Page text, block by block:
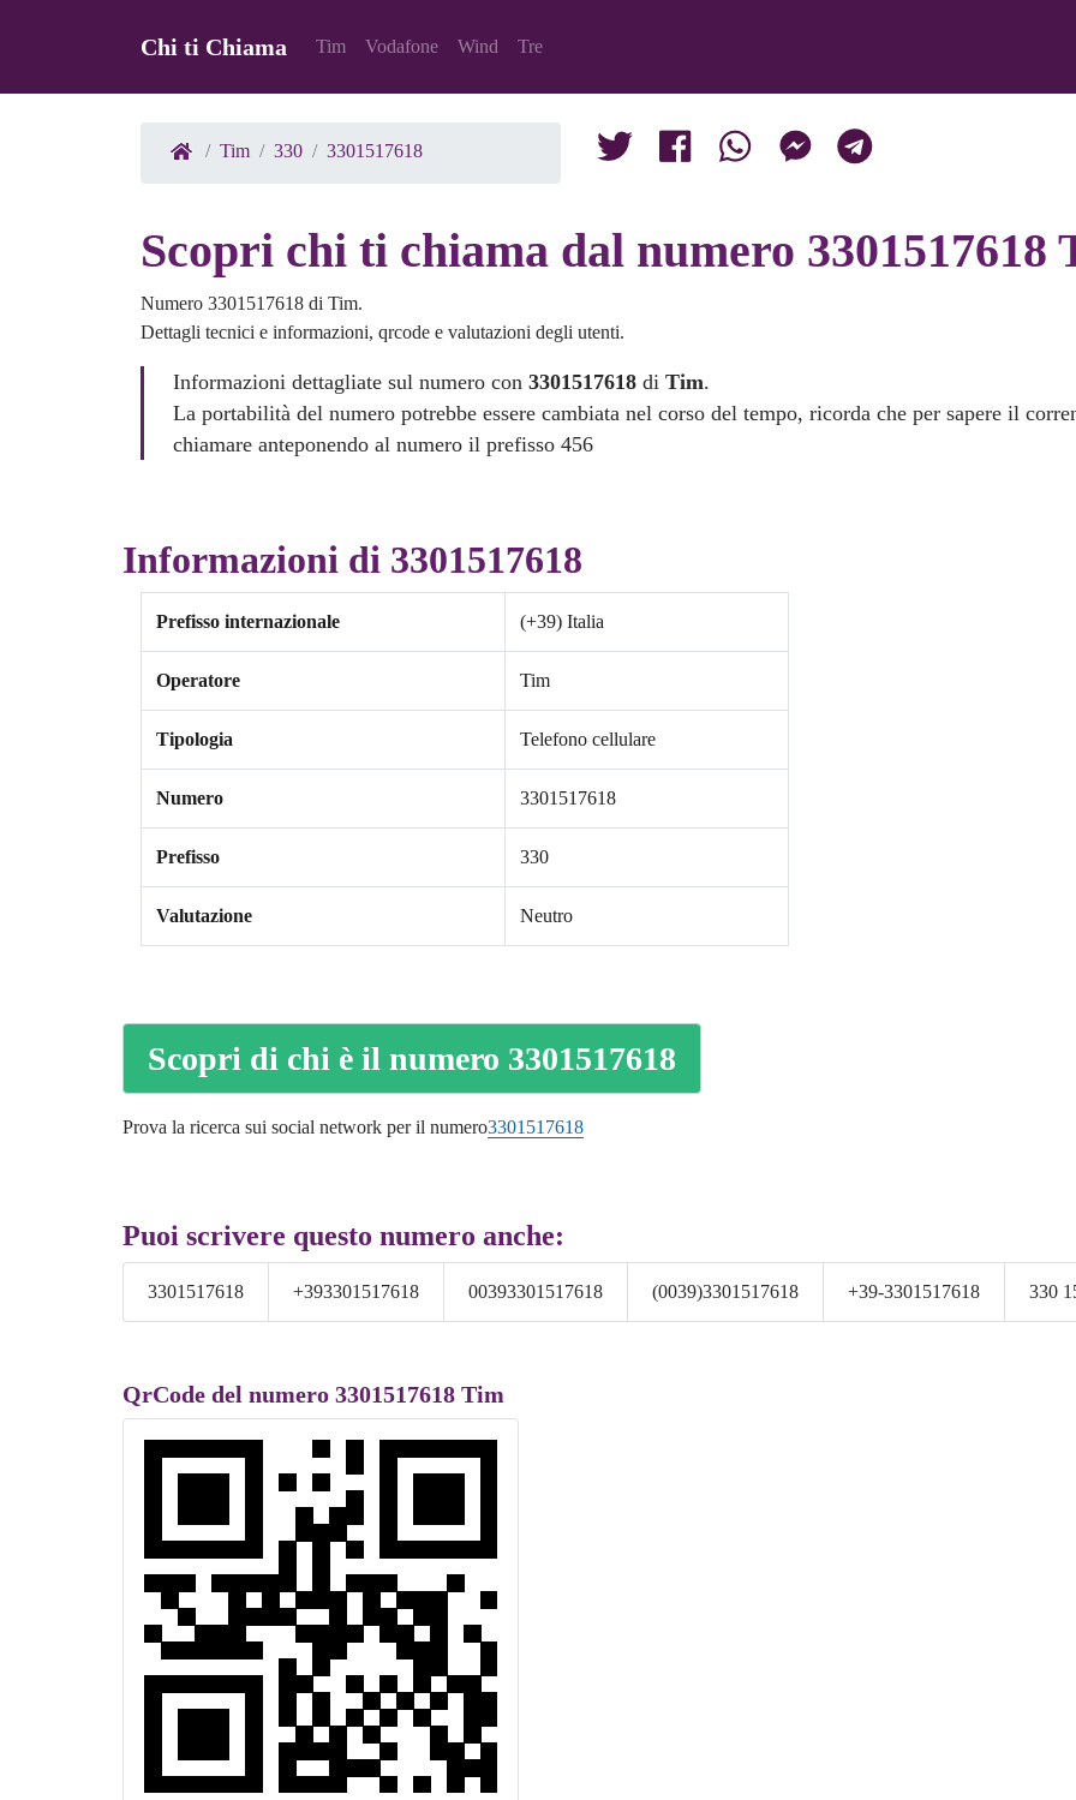
Chi ti Chiama Tim Vodafone Wind Tre
Tim 330 3301517618
Scopri chi ti chiama dal numero 3301517618
Numero 3301517618 di Tim.
Dettagli tecnici e informazioni, qrcode e valutazioni degli utenti.
Informazioni dettagliate sul numero con3301517618 diTim.
La portabilità del numero potrebbe essere cambiata nel corso del tempo, ricorda che per sapere il
chiamare anteponendo al numero il prefisso 456
Informazioni di 3301517618
Prefisso internazionale (+39) Italia
Operatore Tim
Tipologia Telefono cellulare
Numero 3301517618
Prefisso 330
Valutazione Neutro
Scopri di chi è il numero 3301517618
Prova la ricerca sui social network per il numero3301517618
Puoi scrivere questo numero anche:
3301517618 +393301517618 00393301517618 (0039)3301517618 +39-3301517618 330
QrCode del numero 3301517618 Tim